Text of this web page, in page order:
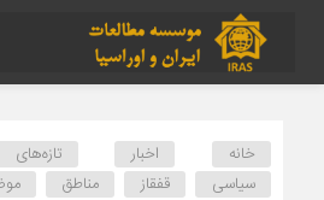
خانه اخبار
سیاسی
قفقاز مناطق